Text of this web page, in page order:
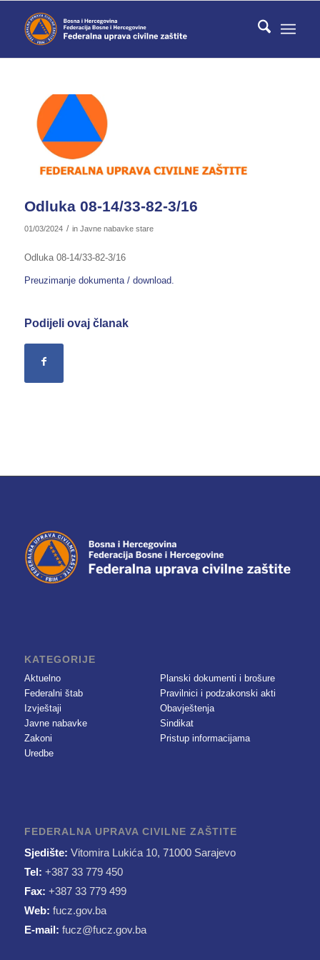
Odluka 08-14/33-82-3/16
01/03/2024 / in Javne nabavke stare
Odluka 08-14/33-82-3/16
Preuzimanje dokumenta / download.
Podijeli ovaj članak
KATEGORIJE
Aktuelno
Federalni štab
Izvještaji
Javne nabavke
Zakoni
Uredbe
Planski dokumenti i brošure
Pravilnici i podzakonski akti
Obavještenja
Sindikat
Pristup informacijama
FEDERALNA UPRAVA CIVILNE ZAŠTITE
Sjedište: Vitomira Lukića 10, 71000 Sarajevo
Tel: +387 33 779 450
Fax: +387 33 779 499
Web: fucz.gov.ba
E-mail: fucz@fucz.gov.ba